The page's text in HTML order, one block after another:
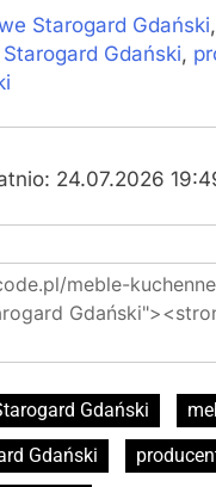
Starogard Gdański,
Gdański,
24.07.2026
Gdański
Gdański